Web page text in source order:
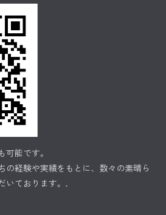
可能です。
の経験や実績をもとに、数々の素晴ら
いております。.